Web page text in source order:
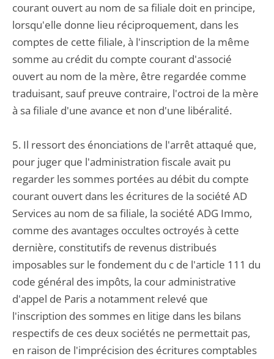
courant ouvert au nom de sa filiale doit en principe,
lorsqu'elle donne lieu réciproquement, dans les
comptes de cette filiale, à l'inscription de la même
somme au crédit du compte courant d'associé
ouvert au nom de la mère, être regardée comme
traduisant, sauf preuve contraire, l'octroi de la mère
à sa filiale d'une avance et non d'une libéralité.
5. Il ressort des énonciations de l'arrêt attaqué que,
pour juger que l'administration fiscale avait pu
regarder les sommes portées au débit du compte
courant ouvert dans les écritures de la société AD
Services au nom de sa filiale, la société ADG Immo,
comme des avantages occultes octroyés à cette
dernière, constitutifs de revenus distribués
imposables sur le fondement du c de l'article 111 du
code général des impôts, la cour administrative
d'appel de Paris a notamment relevé que
l'inscription des sommes en litige dans les bilans
respectifs de ces deux sociétés ne permettait pas,
en raison de l'imprécision des écritures comptables